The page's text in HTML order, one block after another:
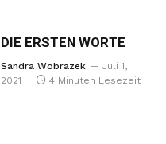
DIE ERSTEN WORTE
Sandra Wobrazek
Juli 1,
2021
4 Minuten Lesezeit